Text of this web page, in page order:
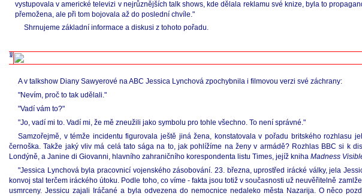
vystupovala v americké televizi v nejrůznějších talk shows, kde dělala reklamu své knize, byla to
přemožena, ale při tom bojovala až do poslední chvíle."
Shrnujeme základní informace a diskusi z tohoto pořadu.
A v talkshow Diany Sawyerové na ABC Jessica Lynchová zpochybnila i filmovou verzi své záchrany:
"Nevím, proč to tak udělali."
"Vadí vám to?"
"Jo, vadí mi to. Vadí mi, že mě zneužili jako symbolu pro tohle všechno. To není správné."
Samzořejmě, v témže incidentu figurovala ještě jiná žena, konstatovala v pořadu britského
černoška. Takže jaký vliv má celá tato sága na to, jak pohlížíme na ženy v armádě? Rozhlas BBC si k
Londýně, a Janine di Giovanni, hlavního zahraničního korespondenta listu Times, jejíž kniha Madness
"Jessica Lynchová byla pracovnicí vojenského zásobování. 23. března, uprostřed irácké války, jela
konvoj stal terčem iráckého útoku. Podle toho, co víme - fakta jsou totiž v současnosti už neuvěřitelně
usmrceny. Jessicu zajali Iráčané a byla odvezena do nemocnice nedaleko města Nazarija. O něco